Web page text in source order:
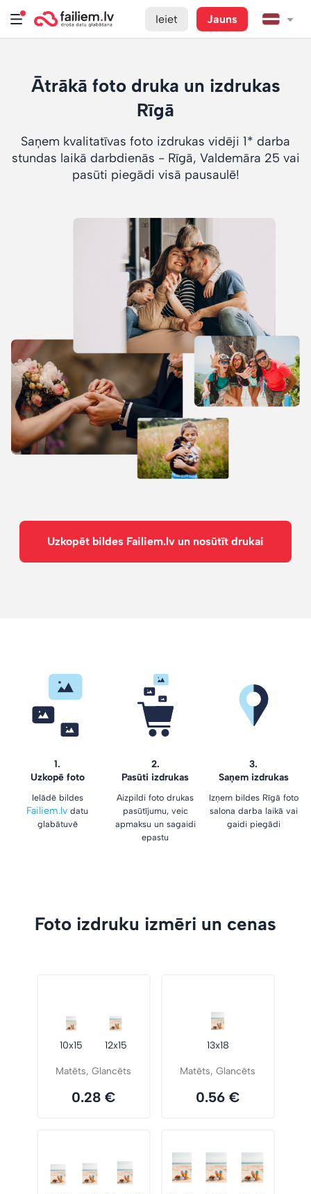
Ieiet Jauns
Ātrākā foto druka un izdrukas
Rīgā
Saņem kvalitatīvas foto izdrukas vidēji 1* darba
stundas laikā darbdienās - Rīgā, Valdemāra 25 vai
pasūti piegādi visā pausaulē!
Uzkopēt bildes Failiem.lv un nosūtīt drukai
1.
Uzkopē foto
2.
Pasūti izdrukas
3.
Saņem izdrukas
Ielādē bildes
Failiem.lv datu
glabātuvē
Aizpildi foto drukas
pasūtījumu, veic
apmaksu un sagaidi
epastu
Izņem bildes Rīgā foto
salona darba laikā vai
gaidi piegādi
Foto izdruku izmēri un cenas
10x15 12x15
Matēts, Glancēts
0.28 €
13x18
Matēts, Glancēts
0.56 €